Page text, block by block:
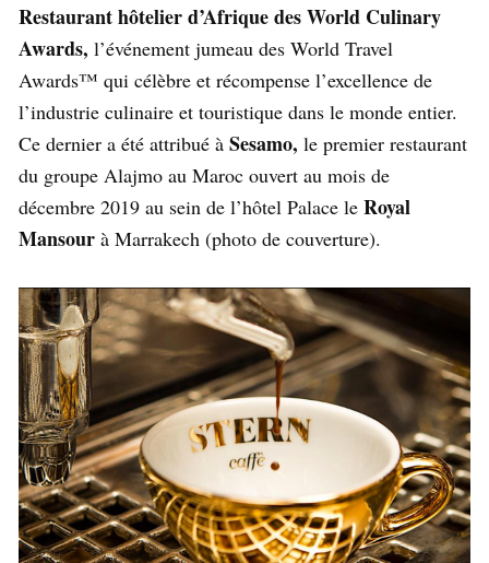
Restaurant hôtelier d’Afrique des World Culinary
Awards, l’événement jumeau des World Travel
Awards™ qui célèbre et récompense l’excellence de
l’industrie culinaire et touristique dans le monde entier.
Ce dernier a été attribué à Sesamo, le premier restaurant
du groupe Alajmo au Maroc ouvert au mois de
décembre 2019 au sein de l’hôtel Palace le Royal
Mansour à Marrakech (photo de couverture).